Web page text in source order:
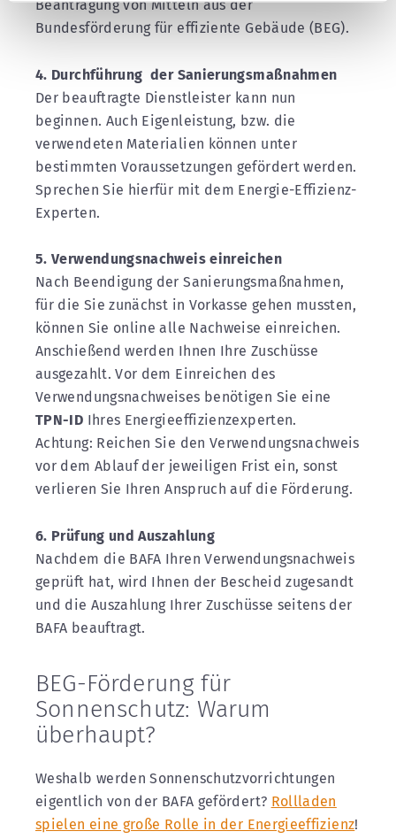
Beantragung von Mitteln aus der
Bundesförderung für effiziente Gebäude (BEG).
4. Durchführung der Sanierungsmaßnahmen
Der beauftragte Dienstleister kann nun
beginnen. Auch Eigenleistung, bzw. die
verwendeten Materialien können unter
bestimmten Voraussetzungen gefördert werden.
Sprechen Sie hierfür mit dem Energie-Effizienz-
Experten.
5. Verwendungsnachweis einreichen
Nach Beendigung der Sanierungsmaßnahmen,
für die Sie zunächst in Vorkasse gehen mussten,
können Sie online alle Nachweise einreichen.
Anschießend werden Ihnen Ihre Zuschüsse
ausgezahlt. Vor dem Einreichen des
Verwendungsnachweises benötigen Sie eine
TPN-ID Ihres Energieeffizienzexperten.
Achtung: Reichen Sie den Verwendungsnachweis
vor dem Ablauf der jeweiligen Frist ein, sonst
verlieren Sie Ihren Anspruch auf die Förderung.
6. Prüfung und Auszahlung
Nachdem die BAFA Ihren Verwendungsnachweis
geprüft hat, wird Ihnen der Bescheid zugesandt
und die Auszahlung Ihrer Zuschüsse seitens der
BAFA beauftragt.
BEG-Förderung für
Sonnenschutz: Warum
überhaupt?
Weshalb werden Sonnenschutzvorrichtungen
eigentlich von der BAFA gefördert? Rollladen
spielen eine große Rolle in der Energieeffizienz!